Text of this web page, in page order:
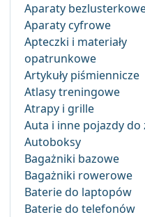
Aparaty
Aparaty cyfrowe
Apteczki i materiały
opatrunkowe
Artykuły piśmiennicze
Atlasy treningowe
Atrapy i grille
Auta i inne pojazdy do
Autoboksy
Bagażniki bazowe
Bagażniki rowerowe
Baterie do laptopów
Baterie do telefonów